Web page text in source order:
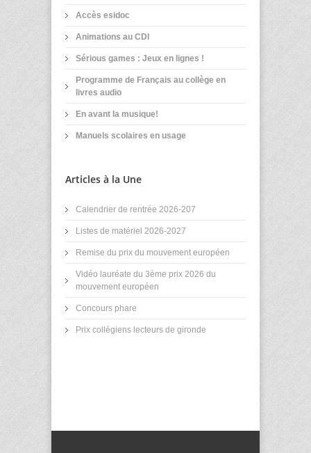
Accès esidoc
Animations au CDI
Sérious games : Jeux en lignes !
Programme de Français au collège en
livres audio
En avant la musique!
Manuels scolaires en usage
Articles à la Une
Calendrier de rentrée 2026-207
Listes de matériel 2026-2027
Remise du prix du mouvement européen
Vidéo lauréate du 3ème prix 2026 du
mouvement européen
Concours phare
Prix collégiens lecteurs de gironde